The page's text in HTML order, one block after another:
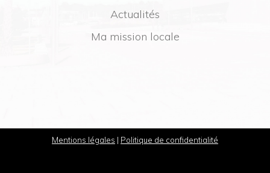
Actualités
Ma mission locale
Mentions légales | Politique de confidentialité